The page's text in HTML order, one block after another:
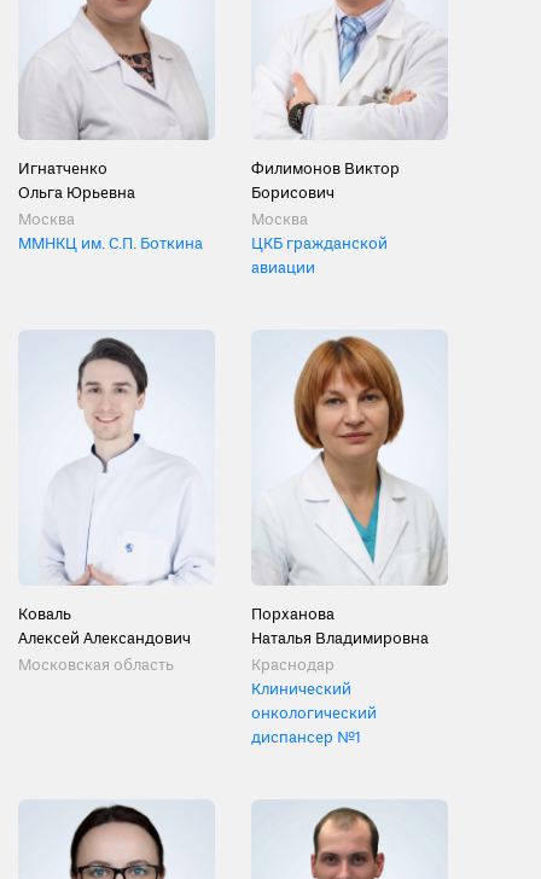
Игнатченко
Ольга Юрьевна
Москва
ММНКЦ им. С.П. Боткина
Филимонов Виктор
Борисович
Москва
ЦКБ гражданской
авиации
Коваль
Алексей Александович
Московская область
Порханова
Наталья Владимировна
Краснодар
Клинический
онкологический
диспансер №1